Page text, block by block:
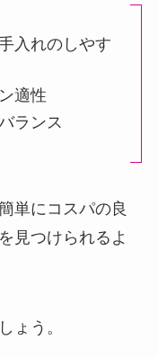
入れのしやす
適性
ランス
単にコスパの良
見つけられるよ
ょう。